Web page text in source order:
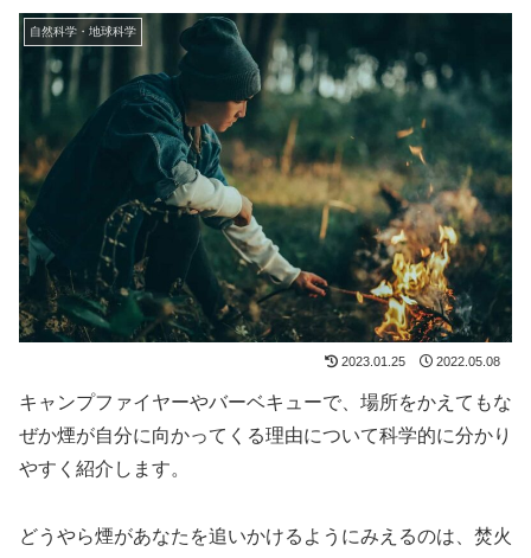
自然科学・地球科学
2023.01.25 2022.05.08
キャンプファイヤーやバーベキューで、場所をかえてもな
ぜか煙が自分に向かってくる理由について科学的に分かり
やすく紹介します。
どうやら煙があなたを追いかけるようにみえるのは、焚火